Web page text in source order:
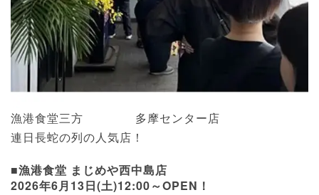
漁港食堂三方 多摩センター店
連日長蛇の列の人気店！
■漁港食堂 まじめや西中島店
2026年6月13日(土)12:00～OPEN！